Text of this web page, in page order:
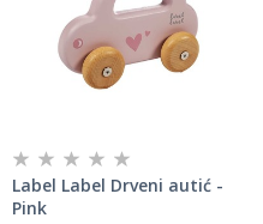
Label Label Drveni autić -
Pink